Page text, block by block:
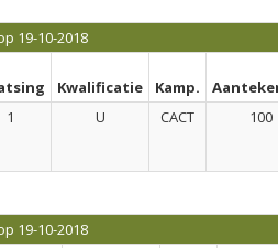
19-10-2018
Kwalificatie Kamp.
1 U CACT 100
19-10-2018